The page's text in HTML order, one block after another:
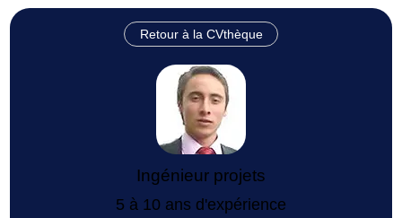
Retour à la CVthèque
Ingénieur projets
5 à 10 ans d'expérience